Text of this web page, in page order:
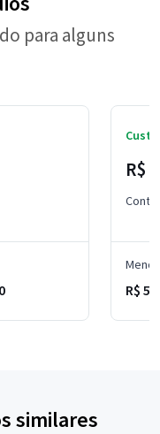
para alguns
R$
R$
similares